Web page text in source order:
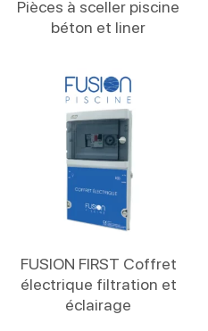
Pièces à sceller piscine
béton et liner
FUSION FIRST Coffret
électrique filtration et
éclairage